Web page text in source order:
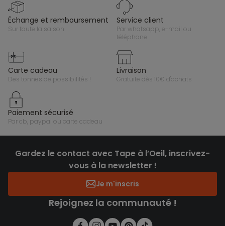
échange et remboursement
sur toute la saison
service client
par whatsapp, e-mail ou
téléphone
carte cadeau
des tonnes de possibilités !
livraison
gratuite dès 10€ d'achats
paiement sécurisé
par cb, paypal ou carte cadeau
Gardez le contact avec Tape à l’Oeil, inscrivez-
vous à la newsletter !
Je m'inscris
Rejoignez la communauté !